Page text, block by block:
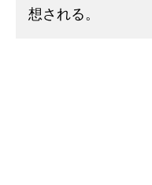
想される。